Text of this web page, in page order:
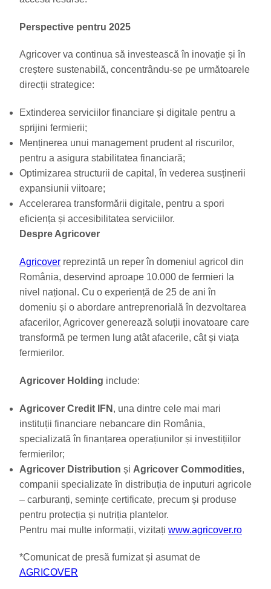
Perspective pentru 2025
Agricover va continua să investească în inovație și în
creștere sustenabilă, concentrându-se pe următoarele
direcții strategice:
Extinderea serviciilor financiare și digitale pentru a
sprijini fermierii;
Menținerea unui management prudent al riscurilor,
pentru a asigura stabilitatea financiară;
Optimizarea structurii de capital, în vederea susținerii
expansiunii viitoare;
Accelerarea transformării digitale, pentru a spori
eficiența și accesibilitatea serviciilor.
Despre Agricover
Agricover reprezintă un reper în domeniul agricol din
România, deservind aproape 10.000 de fermieri la
nivel național. Cu o experiență de 25 de ani în
domeniu și o abordare antreprenorială în dezvoltarea
afacerilor, Agricover generează soluții inovatoare care
transformă pe termen lung atât afacerile, cât și viața
fermierilor.
Agricover Holding include:
Agricover Credit IFN , una dintre cele mai mari
instituții financiare nebancare din România,
specializată în finanțarea operațiunilor și investițiilor
fermierilor;
Agricover Distribution și Agricover Commodities,
companii specializate în distribuția de inputuri agricole
– carburanți, semințe certificate, precum și produse
pentru protecția și nutriția plantelor.
Pentru mai multe informații, vizitați www.agricover.ro
*Comunicat de presă furnizat și asumat de
AGRICOVER